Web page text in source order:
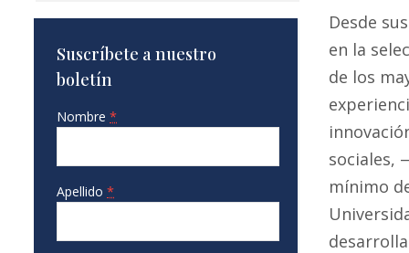
Suscríbete a nuestro
boletín
Nombre *
Apellido *
Desde
en la
de los
sociales,
mínimo